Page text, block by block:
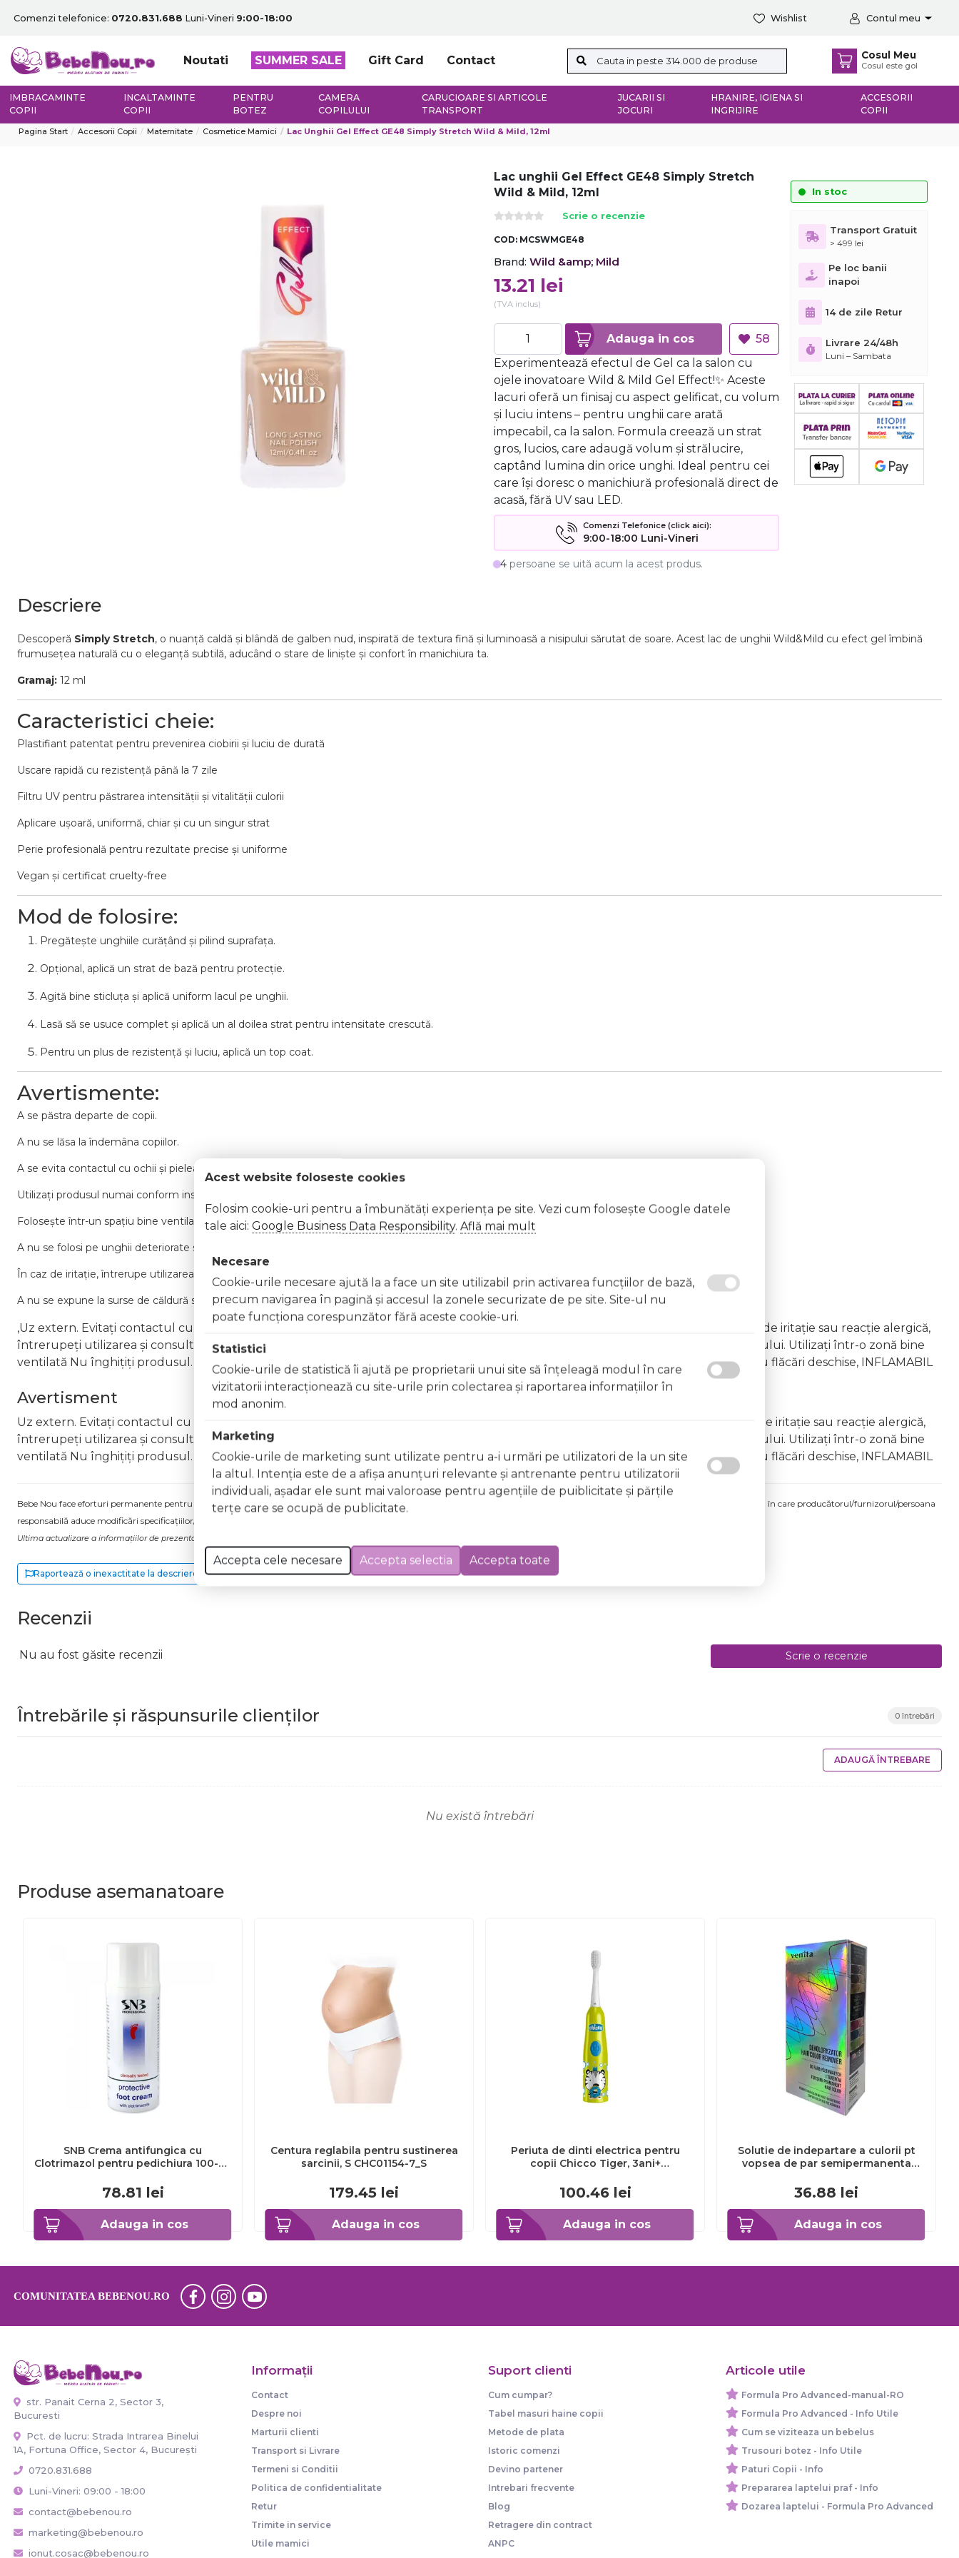
Comenzi telefonice: 0720.831.688 Luni-Vineri 9:00-18:00 Wishlist Contul meu
Noutati SUMMER SALE Gift Card Contact Cosul Meu
Cosul este gol
IMBRACAMINTE
COPII
INCALTAMINTE
COPII
PENTRU
BOTEZ
CAMERA
COPILULUI
CARUCIOARE SI ARTICOLE
TRANSPORT
JUCARII SI
JOCURI
HRANIRE, IGIENA SI
INGRIJIRE
ACCESORII
COPII
Pagina Start Accesorii Copii Maternitate Cosmetice Mamici Lac Unghii Gel Effect GE48 Simply Stretch Wild & Mild, 12ml
Lac unghii Gel Effect GE48 Simply Stretch
Wild & Mild, 12ml
Scrie o recenzie
COD: MCSWMGE48
Brand: Wild &amp; Mild
13.21 lei
(TVA inclus)
Adauga in cos
58
Experimentează efectul de Gel ca la salon cu
ojele inovatoare Wild & Mild Gel Effect!✨ Aceste
lacuri oferă un finisaj cu aspect gelificat, cu volum
și luciu intens – pentru unghii care arată
impecabil, ca la salon. Formula creează un strat
gros, lucios, care adaugă volum și strălucire,
captând lumina din orice unghi. Ideal pentru cei
care își doresc o manichiură profesională direct de
acasă, fără UV sau LED.
Comenzi Telefonice (click aici):
9:00-18:00 Luni-Vineri
4 persoane se uită acum la acest produs.
In stoc
Transport Gratuit
> 499 lei
Pe loc banii
inapoi
14 de zile Retur
Livrare 24/48h
Luni – Sambata
Descriere
Descoperă Simply Stretch, o nuanță caldă și blândă de galben nud, inspirată de textura fină și luminoasă a nisipului sărutat de soare. Acest lac de unghii Wild& Mild cu efect gelîmbină
frumusețea naturală cu o eleganță subtilă, aducând o stare de liniște și confortîn manichiura ta.
Gramaj: 12 ml
Caracteristici cheie:
Plastifiant patentat pentru prevenirea ciobirii și luciu de durată
Uscare rapidă cu rezistență până la 7 zile
Filtru UV pentru păstrarea intensității și vitalității culorii
Aplicare ușoară, uniformă, chiar și cu un singur strat
Perie profesională pentru rezultate precise și uniforme
Vegan și certificat cruelty-free
Mod de folosire:
Pregătește unghiile curățând și pilind suprafața.
Opțional, aplică un strat de bază pentru protecție.
Agită bine sticluța și aplică uniform lacul pe unghii.
Lasă să se usuce complet și aplică un al doilea strat pentru intensitate crescută.
Pentru un plus de rezistență și luciu, aplică un top coat.
Avertismente:
A se păstra departe de copii.
A nu se lăsa laîndemâna copiilor.
A se evita contactul cu ochii și pielea
Utilizați produsul numai conform instrucțiunilor.
Foloseșteîntr-un spațiu bine ventilat.
A nu se folosi pe unghii deteriorate sau
În caz de iritație,întrerupe utilizarea consultă medic.
A nu se expune la surse de căldură sau flacărădeschisă.
,Uz extern. Evitați contactul cu ochii. În caz de contact, clătiți imediat cu apă din abundență A nu se lăsa la îndemâna copiilor În caz de iritație sau reacție alergică,
întrerupeți utilizarea și consultați un specialist Nu aplicați lacul pe unghii deteriorate sau fragile Evitați inhalarea vapourilor produsului. Utilizați într-o zonă bine
ventilată Nu înghițiți produsul. În caz de ingerare accidentală, consultați imediat un medic Evitați expunerea la surse de căldură sau flăcări deschise, INFLAMABIL
Avertisment
Uz extern. Evitați contactul cu ochii. În caz de contact, clătiți imediat cu apă din abundențăA nu se lăsa la îndemâna copiilor În caz de iritație sau reacție alergică,
întrerupeți utilizarea și consultați un specialist Nu aplicați lacul pe unghii deteriorate sau fragile Evitați inhalarea vapourilor produsului. Utilizați într-o zonă bine
ventilată Nu înghițiți produsul. În caz de ingerare accidentală, consultați imediat un medic Evitați expunerea la surse de căldură sau flăcări deschise, INFLAMABIL
Bebe Nou face eforturi permanente pentru a păstra informațiile actualizate. Excepții pentru care informațiile prezentate pot fi diferite față de cele ale produsului comandat pot fi acelea în care producătorul/furnizorul/persoana
responsabilă aduce modificări specificațiilor/etichetei acestuia, fără a ne informa în prealabil. În cazul apariției unor diferențe, prevalează informația de pe etichetele produsului fizic.
Ultima actualizare a informațiilor de prezentare pentru Lac unghii Gel Effect GE48 Simply Stretch Wild & Mild, 12ml a fost efectuată la data de 06.08.2026
Raportează o inexactitate la descriere
Recenzii
Nu au fost găsite recenzii Scrie o recenzie
Întrebările și răspunsurile clienților 0 întrebări
ADAUGĂ ÎNTREBARE
Nu există întrebări
Produse asemanatoare
Adauga in cos
SNB Crema antifungica cu
Clotrimazol pentru pedichiura 100-ml
78.81 lei
Adauga in cos
Centura reglabila pentru sustinerea
sarcinii, S CHC01154-7_S
179.45 lei
Adauga in cos
Periuta de dinti electrica pentru
copii Chicco Tiger, 3ani+
100.46 lei
Adauga in cos
Solutie de indepartare a culorii pt
vopsea de par semipermanenta
ml
36.88 lei
COMUNITATEA BEBENOU.RO
str. Panait Cerna 2, Sector 3,
Bucuresti
Pct. de lucru: Strada Intrarea Binelui
1A, Fortuna Office, Sector 4, București
0720.831.688
Luni-Vineri: 09:00 - 18:00
contact@bebenou.ro
marketing@bebenou.ro
ionut.cosac@bebenou.ro
Informaţii
Contact
Despre noi
Marturii clienti
Transport si Livrare
Termeni si Conditii
Politica de confidentialitate
Retur
Trimite in service
Utile mamici
Suport clienti
Cum cumpar?
Tabel masuri haine copii
Metode de plata
Istoric comenzi
Devino partener
Intrebari frecvente
Blog
Retragere din contract
ANPC
Articole utile
Formula Pro Advanced-manual-RO
Formula Pro Advanced - Info Utile
Cum se viziteaza un bebelus
Trusouri botez - Info Utile
Paturi Copii - Info
Prepararea laptelui praf - Info
Dozarea laptelui - Formula Pro Advanced
Acest website foloseste cookies
Folosim cookie-uri pentru a îmbunătăți experiența pe site. Vezi cum folosește Google datele
tale aici: Google Business Data Responsibility. Află mai mult
Necesare
Cookie-urile necesare ajută la a face un site utilizabil prin activarea funcţiilor de bază,
precum navigarea în pagină şi accesul la zonele securizate de pe site. Site-ul nu
poate funcţiona corespunzător fără aceste cookie-uri.
Statistici
Cookie-urile de statistică îi ajută pe proprietarii unui site să înţeleagă modul în care
vizitatorii interacţionează cu site-urile prin colectarea şi raportarea informaţiilor în
mod anonim.
Marketing
Cookie-urile de marketing sunt utilizate pentru a-i urmări pe utilizatori de la un site
la altul. Intenţia este de a afişa anunţuri relevante şi antrenante pentru utilizatorii
individuali, aşadar ele sunt mai valoroase pentru agenţiile de puiblicitate şi părţile
terţe care se ocupă de publicitate.
Accepta cele necesare Accepta selectia Accepta toate